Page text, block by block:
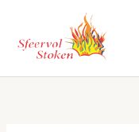
inhoud